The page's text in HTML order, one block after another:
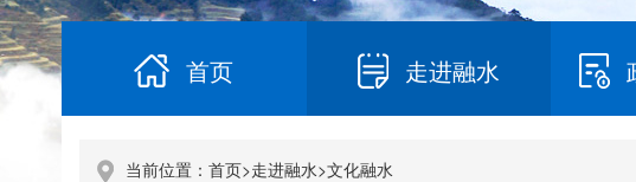
首页 走进融水
当前位置： 首页>走进融水>文化融水